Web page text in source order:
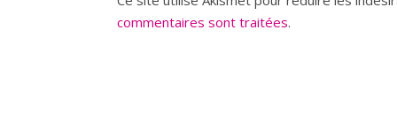
commentaires sont traitées.